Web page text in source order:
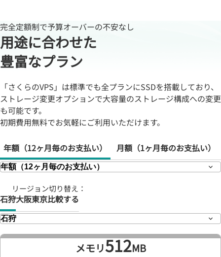
完全定額制で予算オーバーの不安なし
用途に合わせた
豊富なプラン
「さくらのVPS」は標準でも全プランにSSDを搭載しており、
ストレージ変更オプションで大容量のストレージ構成への変更
も可能です。
初期費用無料でお気軽にご利用いただけます。
年額 （12ヶ月毎のお支払い） 月額（1ヶ月毎のお支払い）
リージョン切り替え：
石狩大阪東京比較する
メモリ512MB